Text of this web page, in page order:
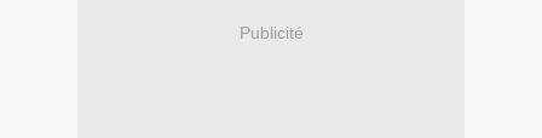
Publicité